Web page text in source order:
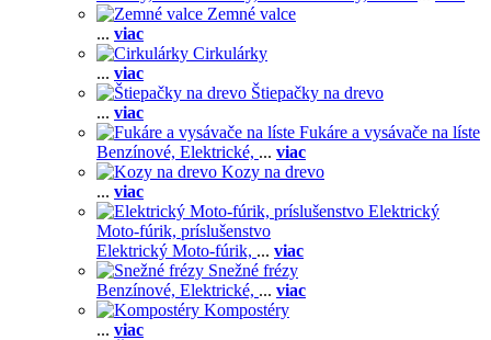
Zemné valce
... viac
Cirkulárky
... viac
Štiepačky na drevo
... viac
Fukáre a vysávače na líste
Benzínové, Elektrické, ... viac
Kozy na drevo
... viac
Elektrický
Moto-fúrik, príslušenstvo
Elektrický Moto-fúrik, ... viac
Snežné frézy
Benzínové, Elektrické, ... viac
Kompostéry
... viac